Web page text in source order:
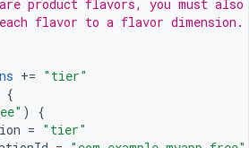
product flavors, you must
flavor to a flavor dimension.
+= "tier"
{
)
{
= "tier"